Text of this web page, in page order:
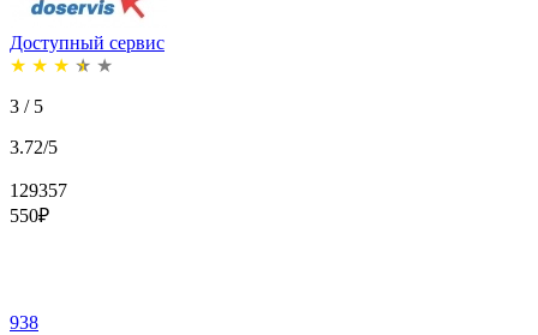
Доступный сервис
★ ★ ★ ★ ★
3 / 5
3.72/5
129357
550₽
938